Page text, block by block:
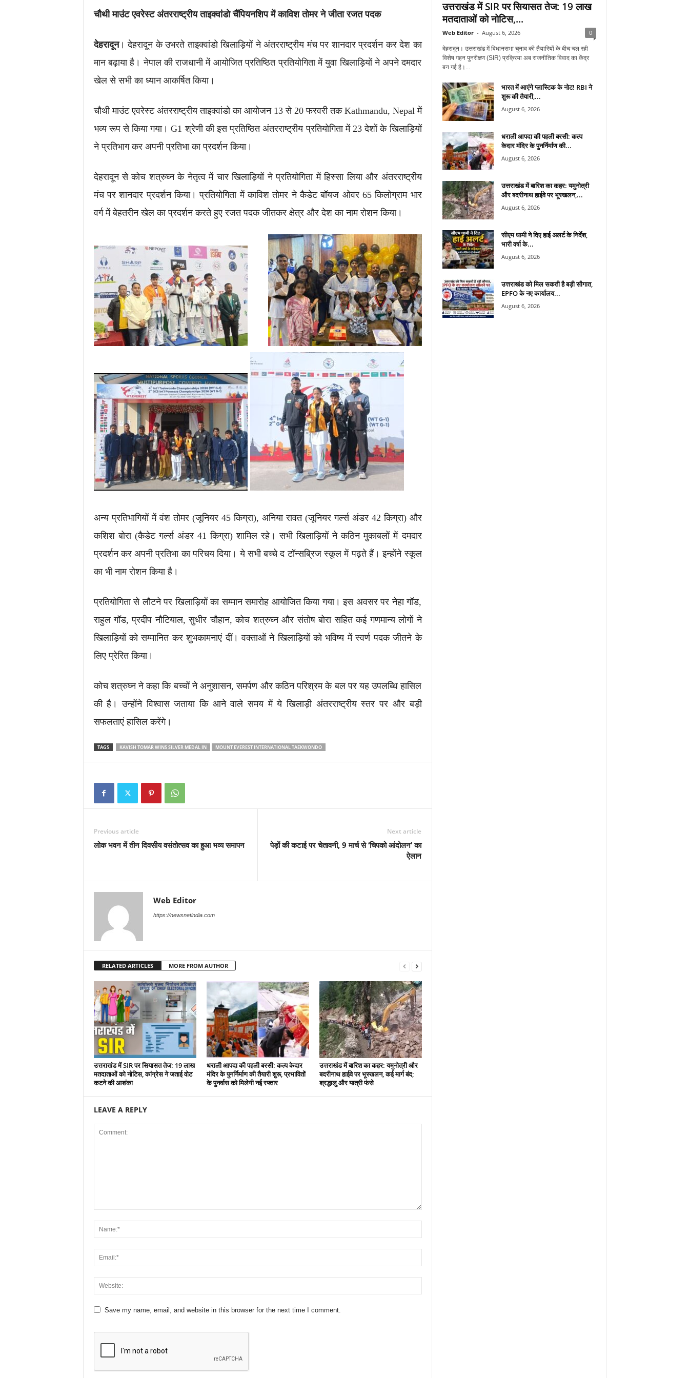
चौथी माउंट एवरेस्ट अंतरराष्ट्रीय ताइक्वांडो चैंपियनशिप में काविश तोमर ने जीता रजत पदक
देहरादून। देहरादून के उभरते ताइक्वांडो खिलाड़ियों ने अंतरराष्ट्रीय मंच पर शानदार प्रदर्शन कर देश का
मान बढ़ाया है। नेपाल की राजधानी में आयोजित प्रतिष्ठित प्रतियोगिता में युवा खिलाड़ियों ने अपने दमदार
खेल से सभी का ध्यान आकर्षित किया।
चौथी माउंट एवरेस्ट अंतरराष्ट्रीय ताइक्वांडो का आयोजन 13 से 20 फरवरी तक Kathmandu, Nepal में
भव्य रूप से किया गया। G1 श्रेणी की इस प्रतिष्ठित अंतरराष्ट्रीय प्रतियोगिता में 23 देशों के खिलाड़ियों
ने प्रतिभाग कर अपनी प्रतिभा का प्रदर्शन किया।
देहरादून से कोच शत्रुघ्न के नेतृत्व में चार खिलाड़ियों ने प्रतियोगिता में हिस्सा लिया और अंतरराष्ट्रीय
मंच पर शानदार प्रदर्शन किया। प्रतियोगिता में काविश तोमर ने कैडेट बॉयज ओवर 65 किलोग्राम भार
वर्ग में बेहतरीन खेल का प्रदर्शन करते हुए रजत पदक जीतकर क्षेत्र और देश का नाम रोशन किया।
अन्य प्रतिभागियों में वंश तोमर (जूनियर 45 किग्रा), अनिया रावत (जूनियर गर्ल्स अंडर 42 किग्रा) और
कशिश बोरा (कैडेट गर्ल्स अंडर 41 किग्रा) शामिल रहे। सभी खिलाड़ियों ने कठिन मुकाबलों में दमदार
प्रदर्शन कर अपनी प्रतिभा का परिचय दिया। ये सभी बच्चे द टॉन्सब्रिज स्कूल में पढ़ते हैं। इन्होंने स्कूल
का भी नाम रोशन किया है।
प्रतियोगिता से लौटने पर खिलाड़ियों का सम्मान समारोह आयोजित किया गया। इस अवसर पर नेहा गॉड,
राहुल गॉड, प्रदीप नौटियाल, सुधीर चौहान, कोच शत्रुघ्न और संतोष बोरा सहित कई गणमान्य लोगों ने
खिलाड़ियों को सम्मानित कर शुभकामनाएं दीं। वक्ताओं ने खिलाड़ियों को भविष्य में स्वर्ण पदक जीतने के
लिए प्रेरित किया।
कोच शत्रुघ्न ने कहा कि बच्चों ने अनुशासन, समर्पण और कठिन परिश्रम के बल पर यह उपलब्धि हासिल
की है। उन्होंने विश्वास जताया कि आने वाले समय में ये खिलाड़ी अंतरराष्ट्रीय स्तर पर और बड़ी
सफलताएं हासिल करेंगे।
TAGS KAVISH TOMAR WINS SILVER MEDAL IN MOUNT EVEREST INTERNATIONAL TAEKWONDO
Previous article
लोक भवन में तीन दिवसीय वसंतोत्सव का हुआ भव्य समापन
Next article
पेड़ों की कटाई पर चेतावनी, 9 मार्च से ‘चिपको आंदोलन’ का
ऐलान
Web Editor
https://newsnetindia.com
RELATED ARTICLES MORE FROM AUTHOR
उत्तराखंड में SIR पर सियासत तेज: 19 लाख
मतदाताओं को नोटिस, कांग्रेस ने जताई वोट
कटने की आशंका
धराली आपदा की पहली बरसी: कल्प केदार
मंदिर के पुनर्निर्माण की तैयारी शुरू, प्रभावितों
के पुनर्वास को मिलेगी नई रफ्तार
उत्तराखंड में बारिश का कहर: यमुनोत्री और
बदरीनाथ हाईवे पर भूस्खलन, कई मार्ग बंद;
श्रद्धालु और यात्री फंसे
LEAVE A REPLY
Save my name, email, and website in this browser for the next time I comment.
उत्तराखंड में SIR पर सियासत तेज: 19 लाख
मतदाताओं को नोटिस,...
Web Editor - August 6, 2026 0
देहरादून। उत्तराखंड में विधानसभा चुनाव की तैयारियों के बीच चल रही
विशेष गहन पुनरीक्षण (SIR) प्रक्रिया अब राजनीतिक विवाद का केंद्र
बन गई है।...
भारत में आएंगे प्लास्टिक के नोट! RBI ने
शुरू की तैयारी,...
August 6, 2026
धराली आपदा की पहली बरसी: कल्प
केदार मंदिर के पुनर्निर्माण की...
August 6, 2026
उत्तराखंड में बारिश का कहर: यमुनोत्री
और बदरीनाथ हाईवे पर भूस्खलन,...
August 6, 2026
सीएम धामी ने दिए हाई अलर्ट के निर्देश,
भारी वर्षा के...
August 6, 2026
उत्तराखंड को मिल सकती है बड़ी सौगात,
EPFO के नए कार्यालय...
August 6, 2026